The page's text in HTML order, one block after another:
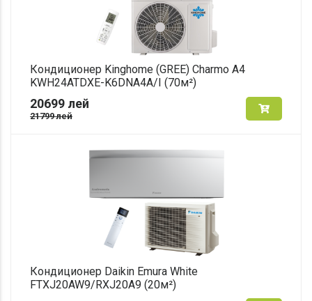
Кондиционер Kinghome (GREE) Charmo A4
KWH24ATDXE-K6DNA4A/I (70м²)
20699 лей
21799лей
Кондиционер Daikin Emura White
FTXJ20AW9/RXJ20A9 (20м²)